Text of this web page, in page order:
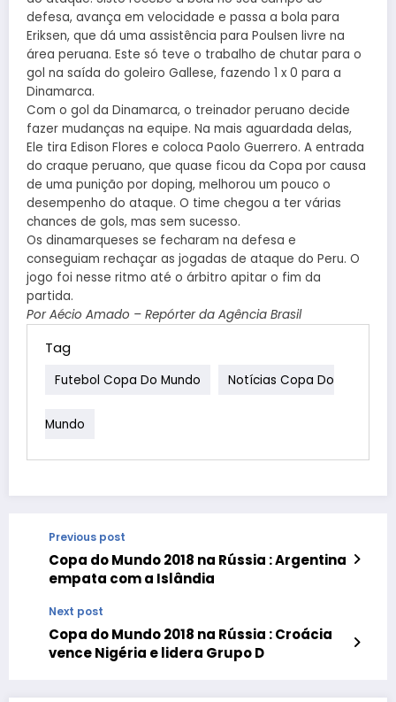
defesa, avança em velocidade e passa a bola para
Eriksen, que dá uma assistência para Poulsen livre na
área peruana. Este só teve o trabalho de chutar para o
gol na saída do goleiro Gallese, fazendo 1 x 0 para a
Dinamarca.
Com o gol da Dinamarca, o treinador peruano decide
fazer mudanças na equipe. Na mais aguardada delas,
Ele tira Edison Flores e coloca Paolo Guerrero. A entrada
do craque peruano, que quase ficou da Copa por causa
de uma punição por doping, melhorou um pouco o
desempenho do ataque. O time chegou a ter várias
chances de gols, mas sem sucesso.
Os dinamarqueses se fecharam na defesa e
conseguiam rechaçar as jogadas de ataque do Peru. O
jogo foi nesse ritmo até o árbitro apitar o fim da
partida.
Por Aécio Amado – Repórter da Agência Brasil
Tag
Futebol Copa Do Mundo Notícias Copa Do
Mundo
Previous post
Copa do Mundo 2018 na Rússia : Argentina
empata com a Islândia
Next post
Copa do Mundo 2018 na Rússia : Croácia
vence Nigéria e lidera Grupo D